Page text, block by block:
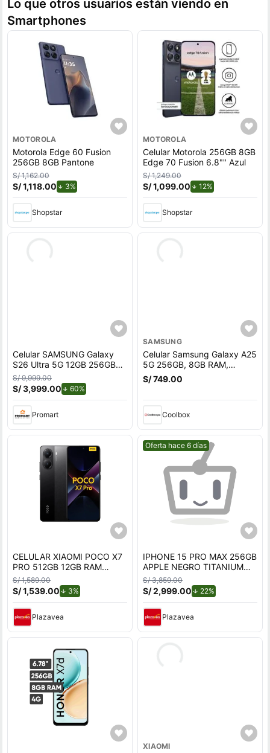
Lo que otros usuarios están viendo en
Smartphones
MOTOROLA
Motorola Edge 60 Fusion
256GB 8GB Pantone
S/ 1,162.00
S/ 1,118.00 3%
Shopstar
MOTOROLA
Celular Motorola 256GB 8GB
Edge 70 Fusion 6.8"" Azul
S/ 1,249.00
S/ 1,099.00 12%de descuento.
Shopstar
Celular SAMSUNG Galaxy
S26 Ultra 5G 12GB 256GB
Azul
S/ 9,999.00
S/ 3,999.00 60%
Promart
SAMSUNG
Celular Samsung Galaxy A25
5G 256GB, 8GB RAM,
cámara trasera 50MP y
frontal 13MP, 6.5"", negro
S/ 749.00
Coolbox
CELULAR XIAOMI POCO X7
PRO 512GB 12GB RAM
NEGRO
S/ 1,589.00
S/ 1,539.00 3%
Plazavea
Mejor precio.
Oferta hace 6 días
IPHONE 15 PRO MAX 256GB
APPLE NEGRO TITANIUM
REACONDICIONADO
S/ 3,859.00
S/ 2,999.00 22%de descuento.
Plazavea
XIAOMI